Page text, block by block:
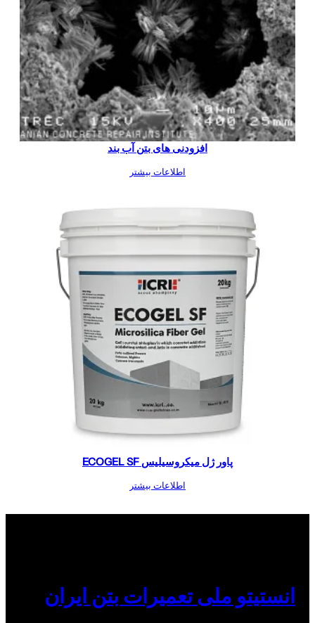
افزودنی های بتن آب بند
اطلاعات بیشتر
پاور ژل میکروسیلیس ECOGEL SF
اطلاعات بیشتر
انستیتو ملی تعمیرات بتن ایران